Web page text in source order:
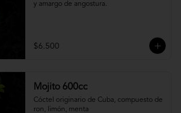
y amargo de angostura.
$6.500
Mojito 600cc
Cóctel originario de Cuba, compuesto de
ron, limón, menta